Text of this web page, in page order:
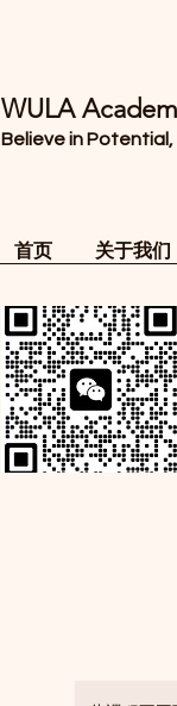
WULA
Believe in
首页 关于我们